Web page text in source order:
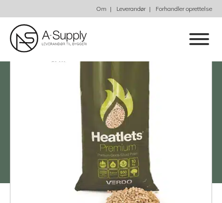
Om Leverandør Forhandler oprettelse